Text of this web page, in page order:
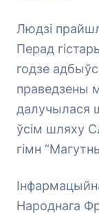
Людзі
Перад
годзе
праведзены
далучылася
ўсім шляху
гімн
Народнага